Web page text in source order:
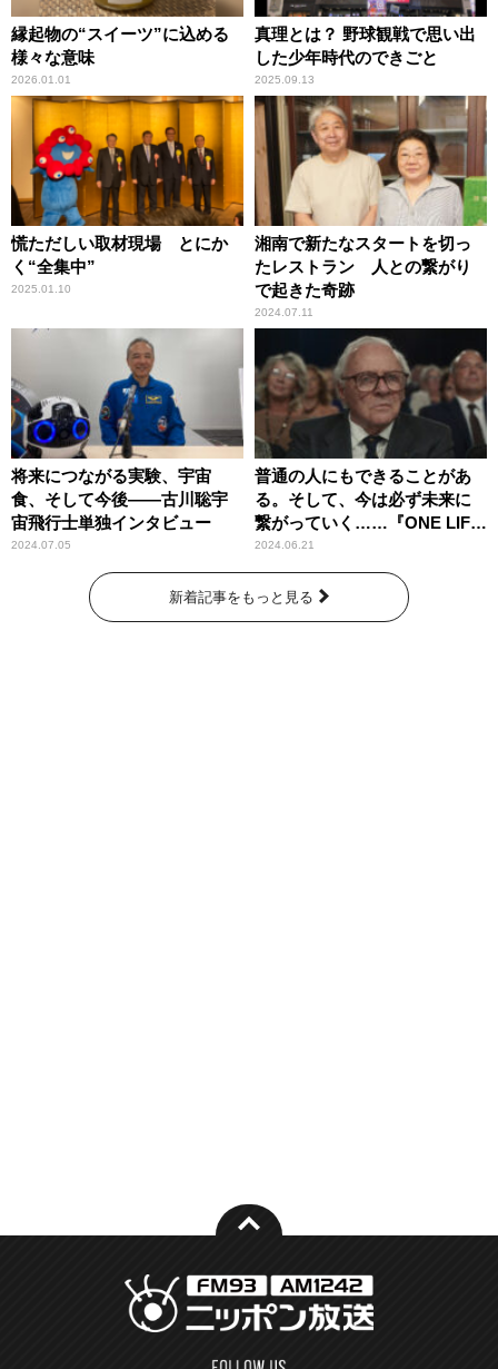
縁起物の“スイーツ”に込める
様々な意味
2026.01.01
真理とは？ 野球観戦で思い出
した少年時代のできごと
2025.09.13
慌ただしい取材現場 とにか
く“全集中”
2025.01.10
湘南で新たなスタートを切っ
たレストラン 人との繋がり
で起きた奇跡
2024.07.11
将来につながる実験、宇宙
食、そして今後――古川聡宇
宙飛行士単独インタビュー
2024.07.05
普通の人にもできることがあ
る。そして、今は必ず未来に
繋がっていく……『ONE LIFE
奇跡が繋いだ6000の命』
2024.06.21
新着記事をもっと見る